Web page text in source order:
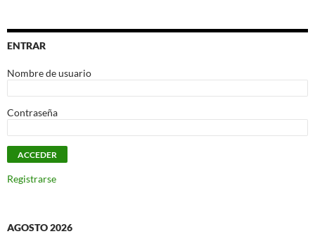
ENTRAR
Nombre de usuario
Contraseña
Registrarse
AGOSTO 2026